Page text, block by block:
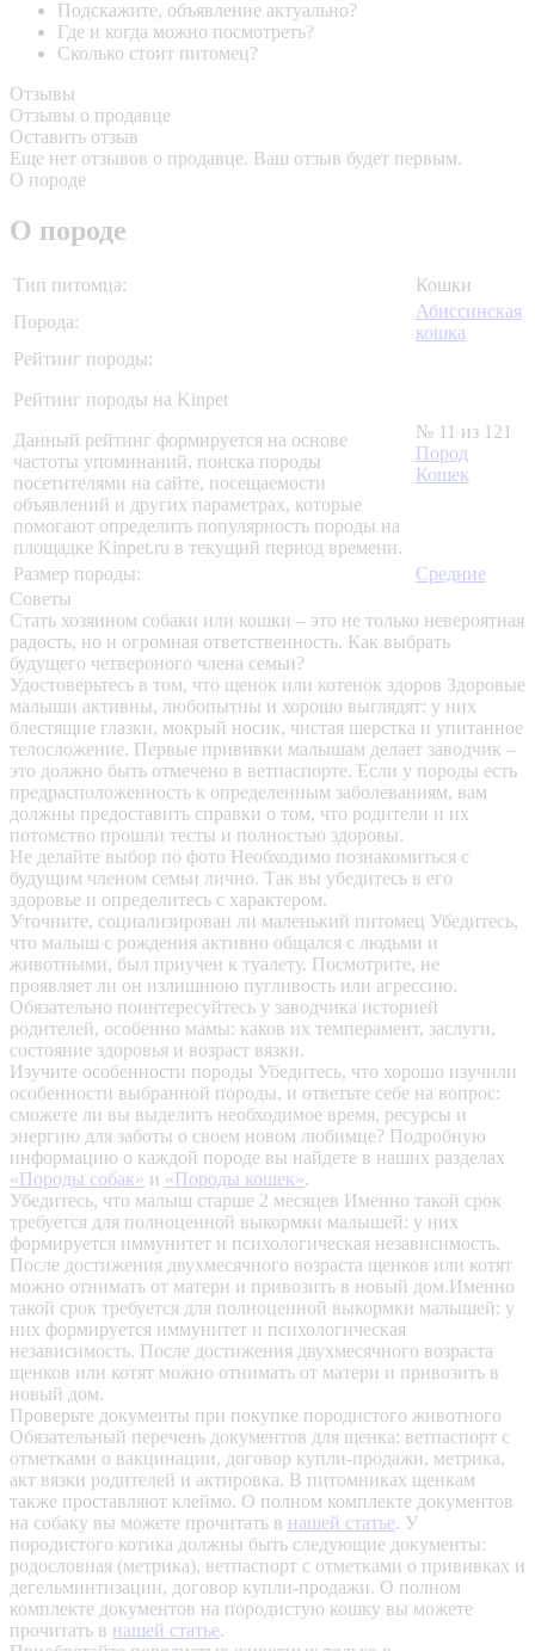
Подскажите, объявление актуально?
Где и когда можно посмотреть?
Сколько стоит питомец?
Отзывы
Отзывы о продавце
Оставить отзыв
Еще нет отзывов о продавце. Ваш отзыв будет первым.
О породе
О породе
Тип питомца:
Кошки
Порода:
Абиссинская
кошка
Рейтинг породы:
Рейтинг породы на Kinpet
Данный рейтинг формируется на основе
частоты упоминаний, поиска породы
посетителями на сайте, посещаемости
объявлений и других параметрах, которые
помогают определить популярность породы на
площадке Kinpet.ru в текущий период времени.
№ 11 из 121
Пород
Кошек
Размер породы:
Средние
Советы
Стать хозяином собаки или кошки – это не только невероятная
радость, но и огромная ответственность. Как выбрать
будущего четвероного члена семьи?
Удостоверьтесь в том, что щенок или котенок здоров Здоровые
малыши активны, любопытны и хорошо выглядят: у них
блестящие глазки, мокрый носик, чистая шерстка и упитанное
телосложение. Первые прививки малышам делает заводчик –
это должно быть отмечено в ветпаспорте. Если у породы есть
предрасположенность к определенным заболеваниям, вам
должны предоставить справки о том, что родители и их
потомство прошли тесты и полностью здоровы.
Не делайте выбор по фото Необходимо познакомиться с
будущим членом семьи лично. Так вы убедитесь в его
здоровье и определитесь с характером.
Уточните, социализирован ли маленький питомец Убедитесь,
что малыш с рождения активно общался с людьми и
животными, был приучен к туалету. Посмотрите, не
проявляет ли он излишнюю пугливость или агрессию.
Обязательно поинтересуйтесь у заводчика историей
родителей, особенно мамы: каков их темперамент, заслуги,
состояние здоровья и возраст вязки.
Изучите особенности породы Убедитесь, что хорошо изучили
особенности выбранной породы, и ответьте себе на вопрос:
сможете ли вы выделить необходимое время, ресурсы и
энергию для заботы о своем новом любимце? Подробную
информацию о каждой породе вы найдете в наших разделах
«Породы собак» и «Породы кошек».
Убедитесь, что малыш старше 2 месяцев Именно такой срок
требуется для полноценной выкормки малышей: у них
формируется иммунитет и психологическая независимость.
После достижения двухмесячного возраста щенков или котят
можно отнимать от матери и привозить в новый дом.Именно
такой срок требуется для полноценной выкормки малышей: у
них формируется иммунитет и психологическая
независимость. После достижения двухмесячного возраста
щенков или котят можно отнимать от матери и привозить в
новый дом.
Проверьте документы при покупке породистого животного
Обязательный перечень документов для щенка: ветпаспорт с
отметками о вакцинации, договор купли-продажи, метрика,
акт вязки родителей и актировка. В питомниках щенкам
также проставляют клеймо. О полном комплекте документов
на собаку вы можете прочитать в нашей статье. У
породистого котика должны быть следующие документы:
родословная (метрика), ветпаспорт с отметками о прививках и
дегельминтизации, договор купли-продажи. О полном
комплекте документов на породистую кошку вы можете
прочитать в нашей статье.